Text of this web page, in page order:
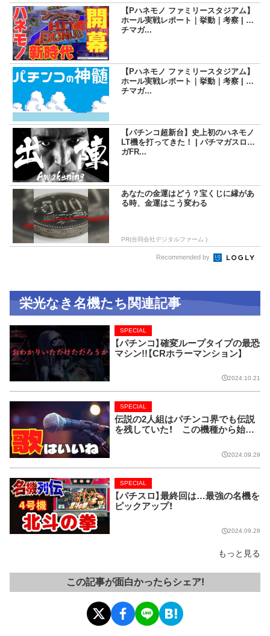
【Pハネモノ ファミリースタジアム】
ホール実戦レポート｜挙動｜考察 | パ
チマガ...
【Pハネモノ ファミリースタジアム】
ホール実戦レポート｜挙動｜考察 | パ
チマガ...
【パチンコ超新台】史上初のハネモノ
LT機を打ってきた！ | パチマガスロマ
ガFR...
あなたの金運はどう？宝くじに縁があ
る時、金運はこう変わる
PR(合同会社デジタルファーム )
Recommended by
栄光なき名機たち関連記事
【パチンコ】確変ループタイプの最恐
マシン!!【CRホラーマンション】
SPECIAL
2024.10.21
伝説の2人組はパチンコ界でも伝説
を残していた！ この機種から始ま
SPECIAL
2024.09.29
【パチスロ】最終回は…最強の名機を
ピックアップ！
SPECIAL
2024.09.28
もっと見る
この記事が面白かったらシェア!